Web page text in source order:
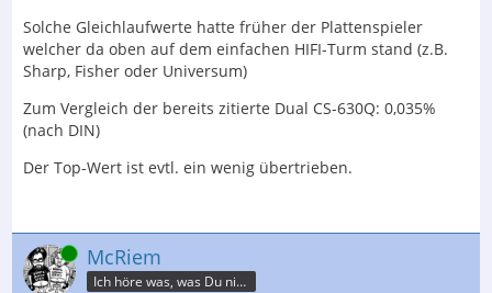
Solche Gleichlaufwerte hatte früher der Plattenspieler
welcher da oben auf dem einfachen HIFI-Turm stand (z.B.
Sharp, Fisher oder Universum)
Zum Vergleich der bereits zitierte Dual CS-630Q: 0,035%
(nach DIN)
Der Top-Wert ist evtl. ein wenig übertrieben.
Online McRiem
Ich höre was, was Du nicht misst.